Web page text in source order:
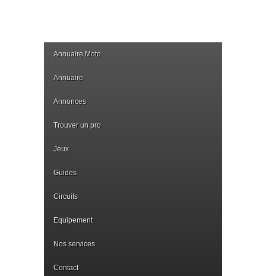
Annuaire Moto
Annuaire
Annonces
Trouver un pro
Jeux
Guides
Circuits
Equipement
Nos services
Contact